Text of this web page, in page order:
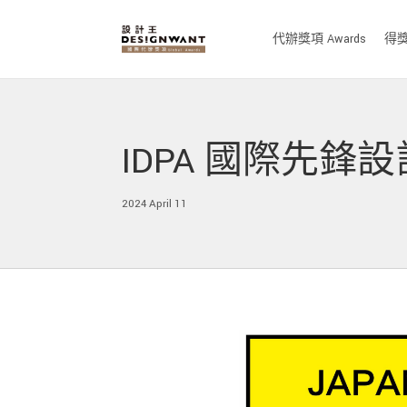
代辦獎項 Awards 得
IDPA 國際先鋒
2024 April 11